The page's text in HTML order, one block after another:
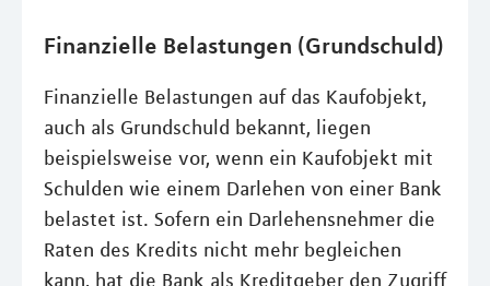
Finanzielle Belastungen (Grundschuld)
Finanzielle Belastungen auf das Kaufobjekt,
auch als Grundschuld bekannt, liegen
beispielsweise vor, wenn ein Kaufobjekt mit
Schulden wie einem Darlehen von einer Bank
belastet ist. Sofern ein Darlehensnehmer die
Raten des Kredits nicht mehr begleichen
kann, hat die Bank als Kreditgeber den Zugriff